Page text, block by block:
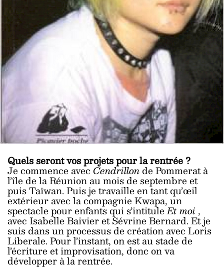
Quels seront vos projets pour la rentrée ?
Je commence avecCendrillonde Pommerat à
l’île de la Réunion au mois de septembre et
puis Taïwan. Puis je travaille en tant qu’œil
extérieur avec la compagnie Kwapa, un
spectacle pour enfants qui s’intituleEt moi ,
avec Isabelle Baivier et Sévrine Bernard. Et je
suis dans un processus de création avec Loris
Liberale. Pour l’instant, on est au stade de
l’écriture et improvisation, donc on va
développer à la rentrée.